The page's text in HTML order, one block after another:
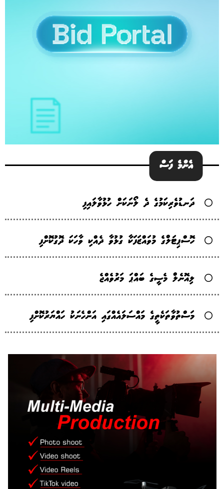
އެންމެ ފަސް
ދަނޑުވެރިކަމުގެ ދެ ލޯނަކަށް ހުޅުވާލައިފި
ހޮސްޕިޓަލްގެ މުވައްޒަފަކާ ގުޅުވާ ދެއްކި ވާހަކަ ދޮގުކޮށްފި
ލިއޮނެލް މެސީގެ ބައްޕަ މަރުވެއްޖެ
މަސްތުވާތަކެތީގެ މައްސަލައެއްގައި އަންހެނަކު ހައްޔަރުކޮށްފި